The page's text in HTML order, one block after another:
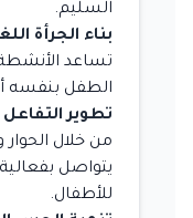
السليم.
بناء الجرأة
تساعد
الطفل بنفسه
تطوير التفاعل
من خلال
يتواصل
للأطفال.